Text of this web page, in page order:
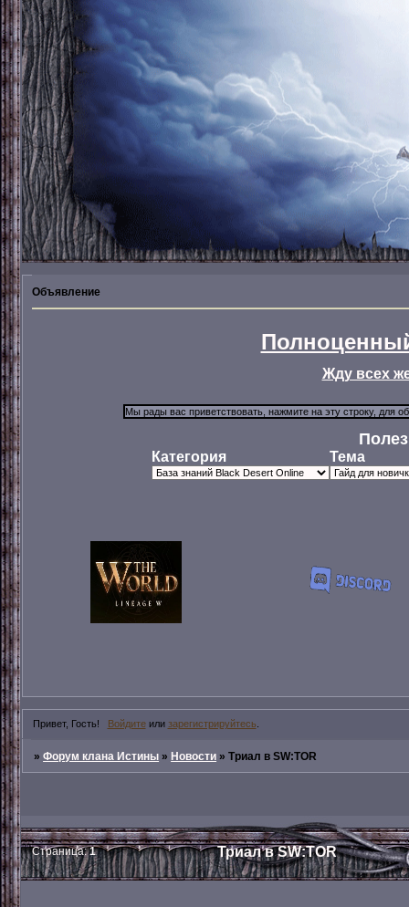
Объявление
Жду всех
Категория Тема
Привет, Гость! Войдитеили зарегистрируйтесь
»Форум клана Истины »Новости »Триал в SW:TOR
Триал в SW:TOR
Страница:1